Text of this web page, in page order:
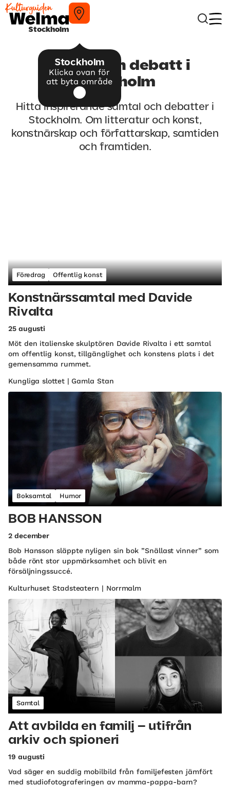
Stockholm
Stockholm
Klicka ovan för
att byta område
Samtal och debatt i
Stockholm
Hitta inspirerande samtal och debatter i
Stockholm. Om litteratur och konst,
konstnärskap och författarskap, samtiden
och framtiden.
Föredrag Offentlig konst
Konstnärssamtal med Davide
Rivalta
25 augusti
Möt den italienske skulptören Davide Rivalta i ett samtal
om offentlig konst, tillgänglighet och konstens plats i det
gemensamma rummet.
Kungliga slottet | Gamla Stan
Boksamtal Humor
BOB HANSSON
2 december
Bob Hansson släppte nyligen sin bok ”Snällast vinner” som
både rönt stor uppmärksamhet och blivit en
försäljningssuccé.
Kulturhuset Stadsteatern | Norrmalm
Samtal
Att avbilda en familj – utifrån
arkiv och spioneri
19 augusti
Vad säger en suddig mobilbild från familjefesten jämfört
med studiofotograferingen av mamma-pappa-barn?